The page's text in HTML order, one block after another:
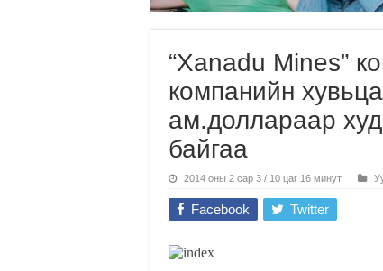
“Xanadu Mines”
компанийн
ам.доллараар
байгаа
2014 оны 2 сар 3 / 10 цаг 16 минут
Facebook Twitter